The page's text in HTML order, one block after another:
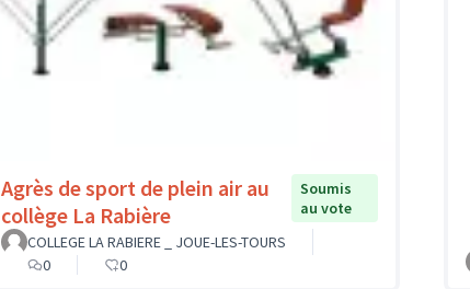
Agrès de sport de plein air au
collège La Rabière
Soumis
au vote
COLLEGE LA RABIERE _ JOUE-LES-TOURS
0
0